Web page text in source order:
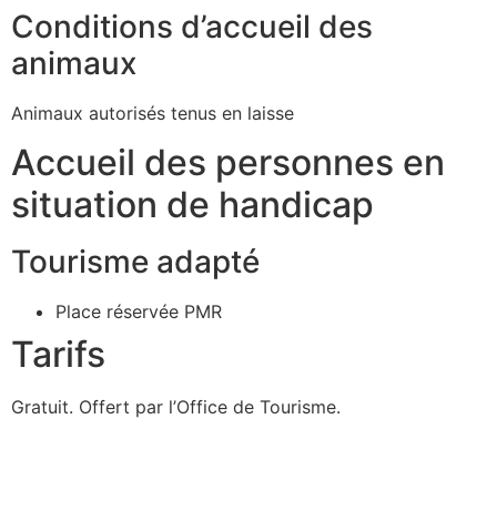
Conditions d’accueil des
animaux
Animaux autorisés tenus en laisse
Accueil des personnes en
situation de handicap
Tourisme adapté
Place réservée PMR
Tarifs
Gratuit. Offert par l’Office de Tourisme.